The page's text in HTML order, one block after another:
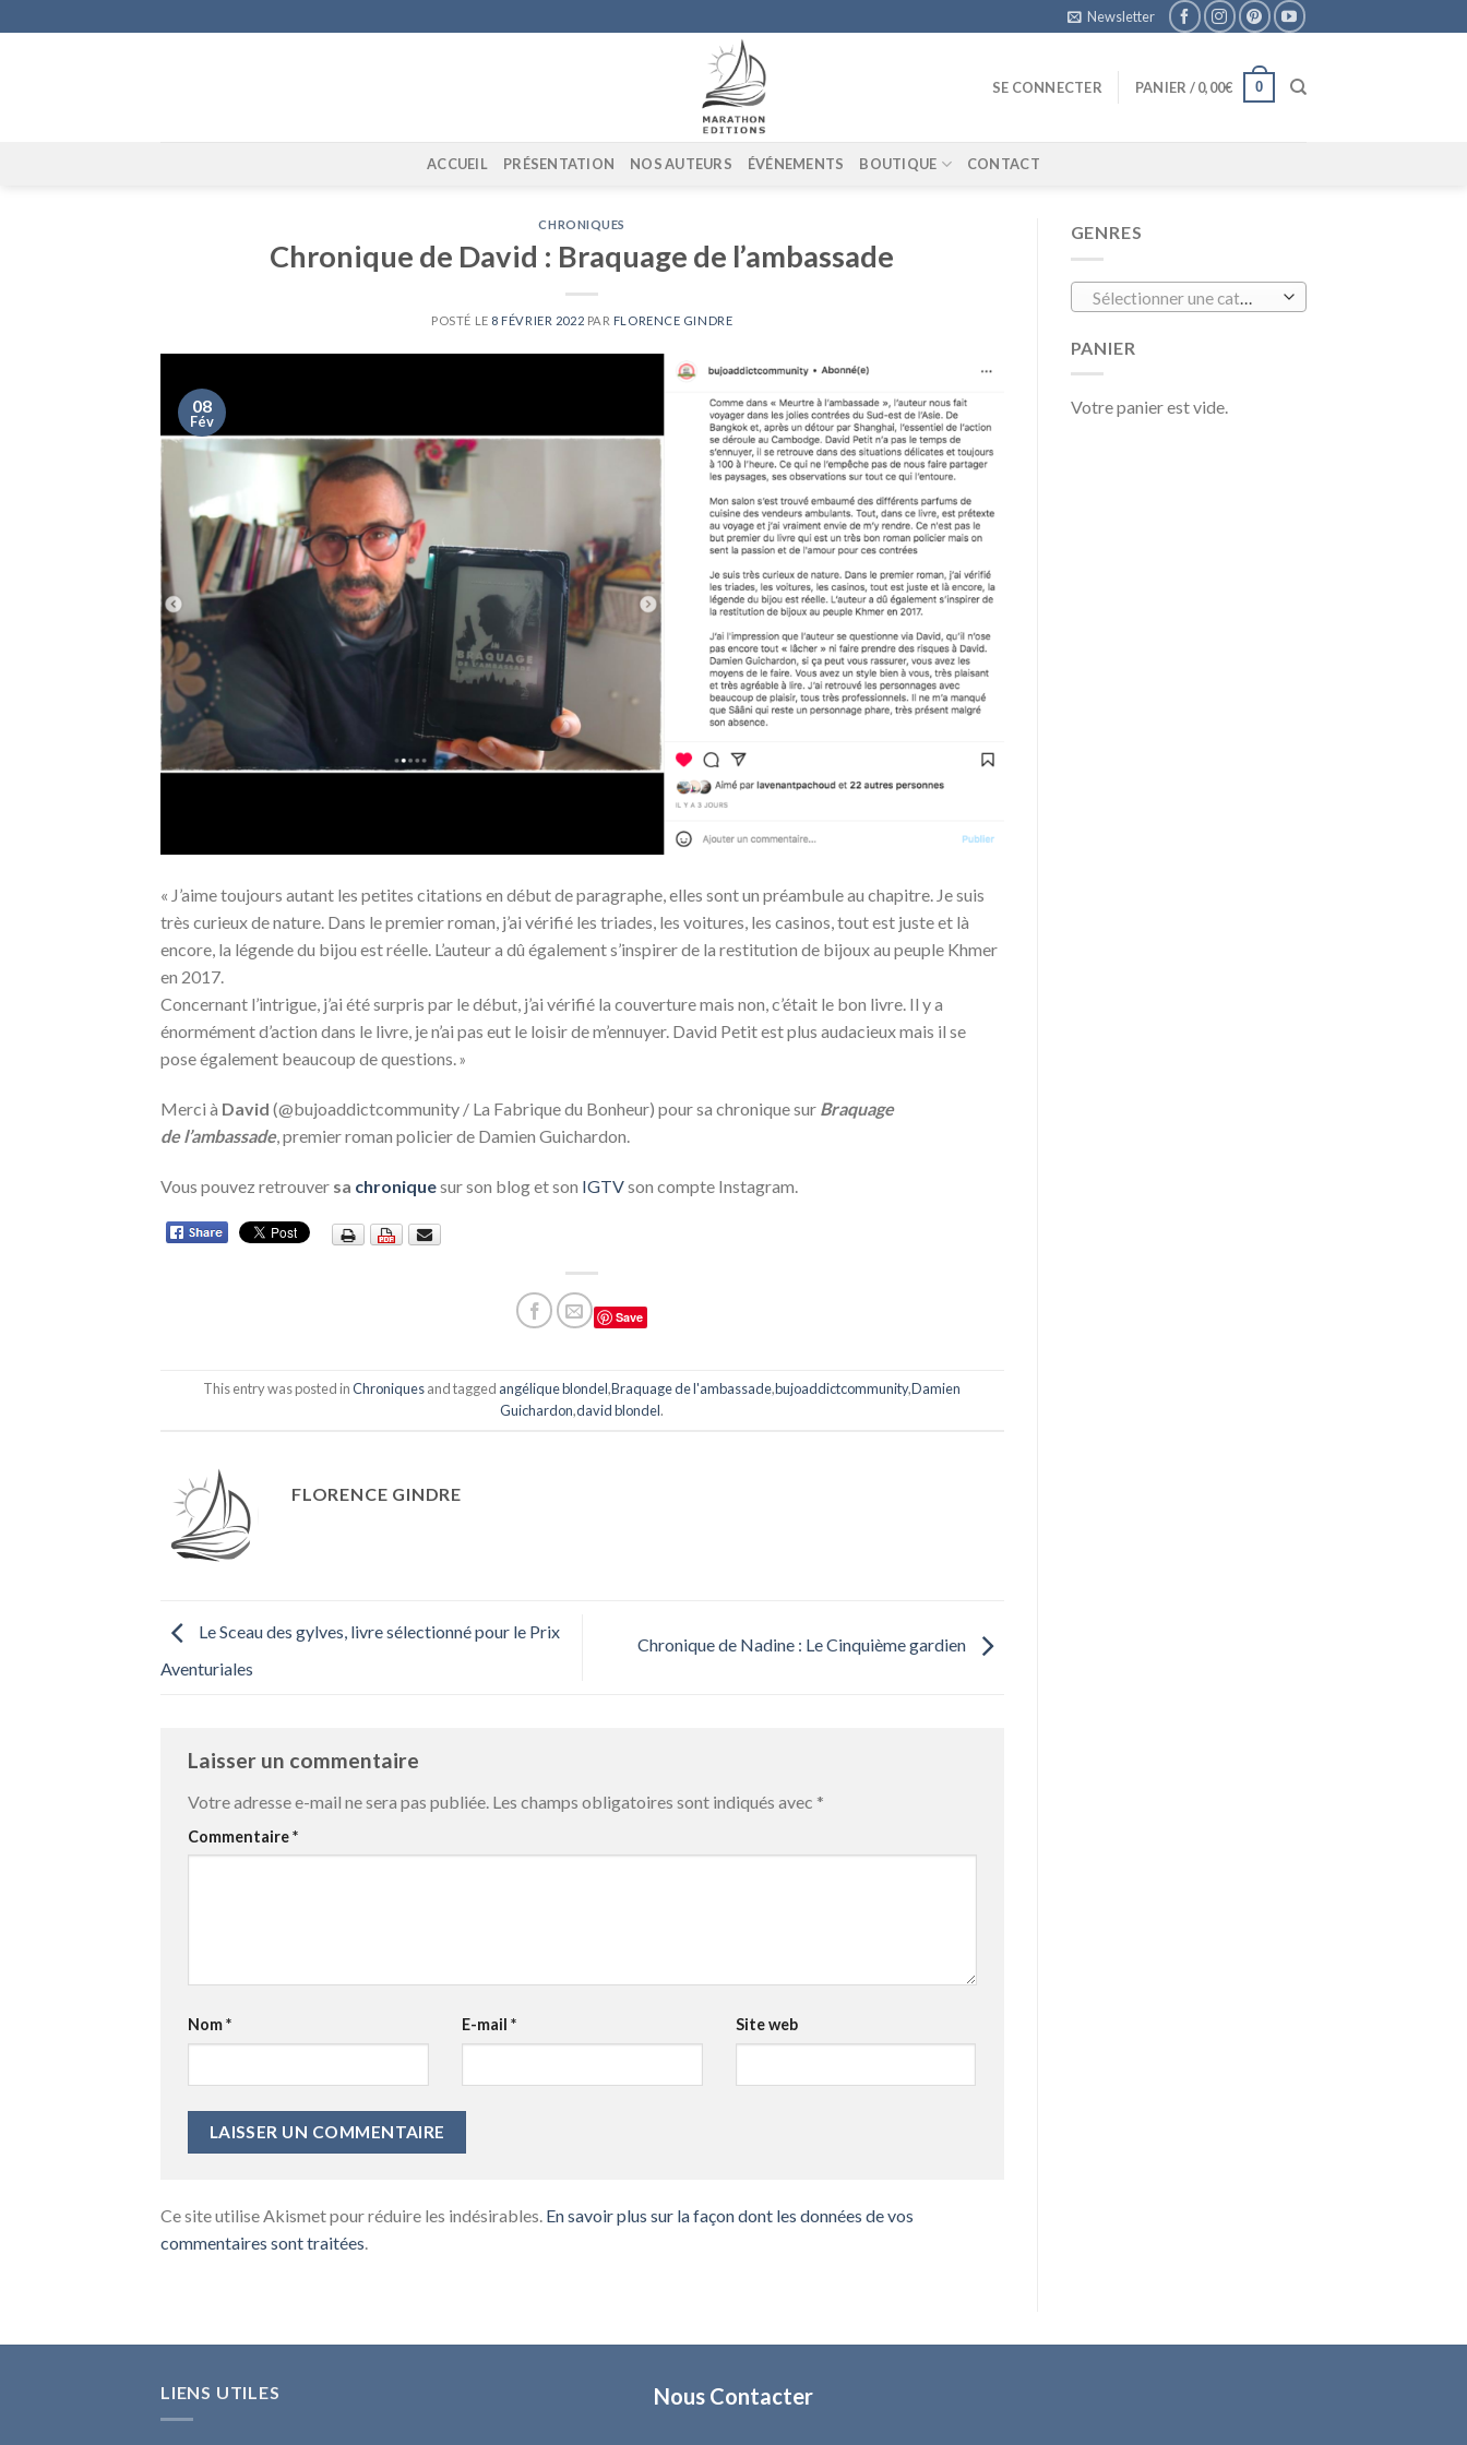
to
Newsletter
SE CONNECTER PANIER /0,00€ 0
ACCUEIL PRÉSENTATION NOS AUTEURS ÉVÉNEMENTS BOUTIQUE CONTACT
CHRONIQUES
Chronique de David : Braquage de l’ambassade
POSTÉ LE 8 FÉVRIER 2022 PAR FLORENCE GINDRE
08
Fév
« J’aime toujours autant les petites citations en début de paragraphe, elles sont un préambule au chapitre. Je suis
très curieux de nature. Dans le premier roman, j’ai vérifié les triades, les voitures, les casinos, tout est juste et là
encore, la légende du bijou est réelle. L’auteur a dû également s’inspirer de la restitution de bijoux au peuple Khmer
en 2017.
Concernant l’intrigue, j’ai été surpris par le début, j’ai vérifié la couverture mais non, c’était le bon livre. Il y a
énormément d’action dans le livre, je n’ai pas eut le loisir de m’ennuyer. David Petit est plus audacieux mais il se
pose également beaucoup de questions.»
Merci à David (@bujoaddictcommunity / La Fabrique du Bonheur) pour sa chronique sur Braquage
de l’ambassade, premier roman policier de Damien Guichardon.
Vous pouvez retrouver sa chroniquesur son blog et son IGTVson compte Instagram.
Save
This entry was posted inChroniquesand tagged angélique blondel,Braquage de l'ambassade,bujoaddictcommunity,Damien
Guichardon,david blondel.
FLORENCE GINDRE
Le Sceau des gylves, livre sélectionné pour le Prix
Aventuriales
Chronique de Nadine : Le Cinquième gardien
Laisser un commentaire
Votre adresse e-mail ne sera pas publiée. Les champs obligatoires sont indiqués avec *
Commentaire*
Nom* E-mail * Site web
Ce site utilise Akismet pour réduire les indésirables. En savoir plus sur la façon dont les données de vos
commentaires sont traitées.
GENRES
PANIER
Votre panier est vide.
LIENS UTILES Nous Contacter